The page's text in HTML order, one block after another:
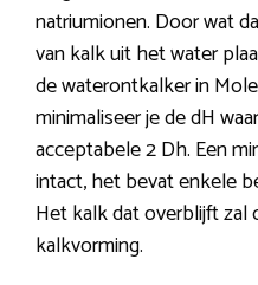
natriumionen. Door wat
van kalk uit het water
de waterontkalker in
minimaliseer je de dH
acceptabele 2 Dh. Een
intact, het bevat enkele
Het kalk dat overblijft
kalkvorming.